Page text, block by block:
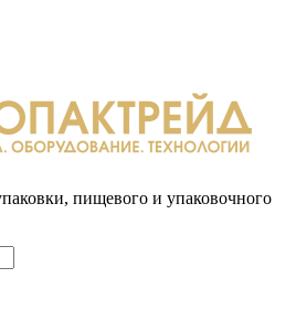
пищевого и упаковочного